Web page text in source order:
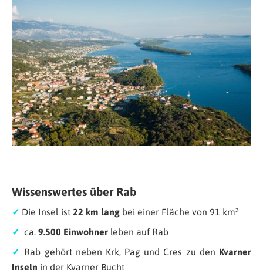
Wissenswertes über Rab
✓ Die Insel ist 22 km lang bei einer Fläche von 91 km²
✓ ca. 9.500 Einwohner leben auf Rab
✓ Rab gehört neben Krk, Pag und Cres zu den Kvarner
Inseln in der Kvarner Bucht